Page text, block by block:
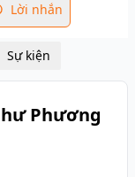
Lời nhắn
Sự kiện
Phương